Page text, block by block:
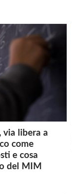
via libera a
come
e cosa
del MIM